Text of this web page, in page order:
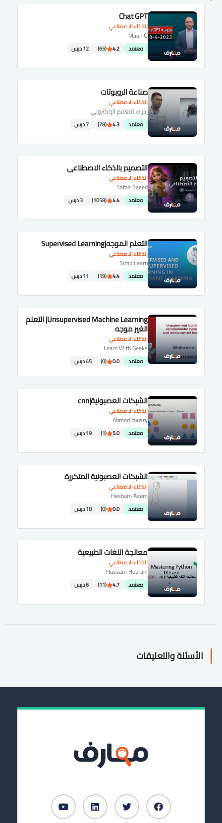
الذكاء الاصطناعي
Chat GPT
Maen Q
معتمد 4.2
(65) 12 درس
الذكاء الاصطناعي
صناعة الروبوتات
إدراك للتعليم الإلكتروني
معتمد 4.3
(78) 7 درس
الذكاء الاصطناعي
التصميم بالذكاء الاصطناعي
Safaa Saeed
معتمد 4.4
(1058) 3 درس
الذكاء الاصطناعي
التعلم الموجه|Supervised Learning
Simplilearn
معتمد 4.4
(19) 11 درس
الذكاء الاصطناعي
Unsupervised Machine Learning| التعلم
الغير موجه
Learn With Geeks
معتمد 0.0
(0) 45 درس
الذكاء الاصطناعي
الشبكات العصبونية|cnn
Ahmed Yousry
معتمد 5.0
(1) 19 درس
الذكاء الاصطناعي
الشبكات العصبونية المتكررة
Hesham Asem
معتمد 0.0
(0) 10 درس
الذكاء الاصطناعي
معالجة اللغات الطبيعية
Hussam Hourani
معتمد 4.7
(11) 6 درس
الأسئلة والتعليقات